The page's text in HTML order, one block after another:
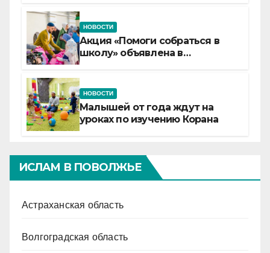
НОВОСТИ
Акция «Помоги собраться в
школу» объявлена в
НОВОСТИ
Малышей от года ждут на
уроках по изучению Корана
ИСЛАМ В ПОВОЛЖЬЕ
Астраханская область
Волгоградская область